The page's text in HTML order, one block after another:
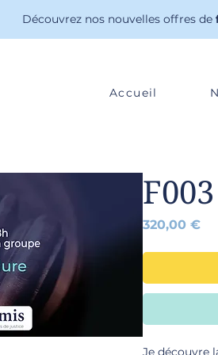
Découvrez nos nouvelles offres de
Accueil
320,00 €
Je découvre